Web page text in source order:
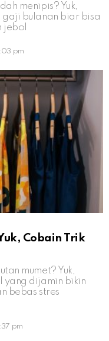
menipis? Yuk,
bulanan biar bisa
jebol
pm
Cobain Trik
mumet? Yuk,
yang dijamin bikin
bebas stres
pm